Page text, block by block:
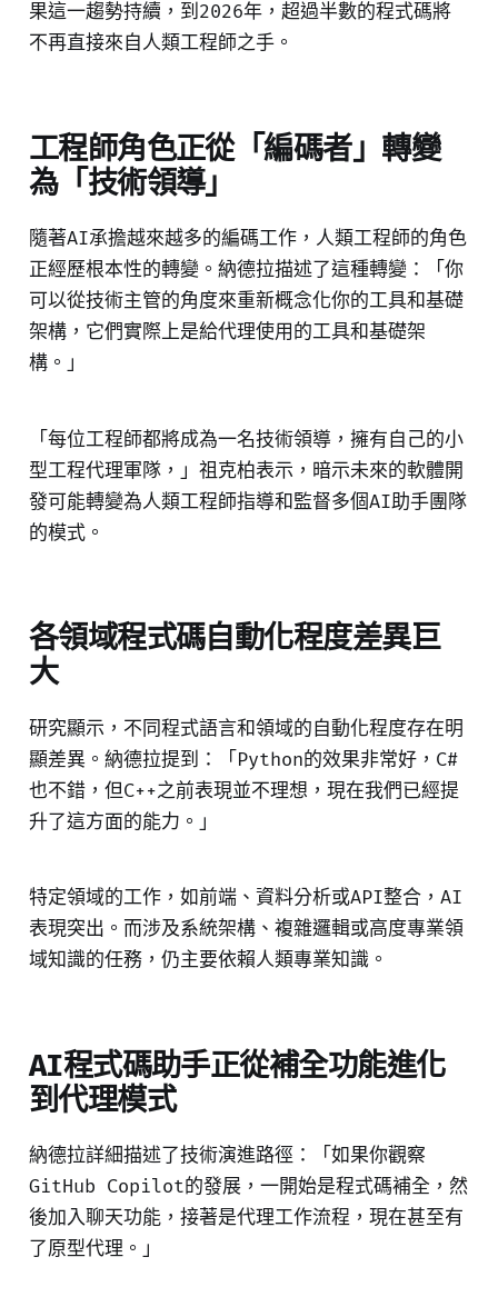
果這一趨勢持續，到2026年，超過半數的程式碼將
不再直接來自人類工程師之手。
工程師角色正從「編碼者」轉變
為「技術領導」
隨著AI承擔越來越多的編碼工作，人類工程師的角色
正經歷根本性的轉變。納德拉描述了這種轉變：「你
可以從技術主管的角度來重新概念化你的工具和基礎
架構，它們實際上是給代理使用的工具和基礎架
構。」
「每位工程師都將成為一名技術領導，擁有自己的小
型工程代理軍隊，」祖克柏表示，暗示未來的軟體開
發可能轉變為人類工程師指導和監督多個AI助手團隊
的模式。
各領域程式碼自動化程度差異巨
大
研究顯示，不同程式語言和領域的自動化程度存在明
顯差異。納德拉提到：「Python的效果非常好，C#
也不錯，但C++之前表現並不理想，現在我們已經提
升了這方面的能力。」
特定領域的工作，如前端、資料分析或API整合，AI
表現突出。而涉及系統架構、複雜邏輯或高度專業領
域知識的任務，仍主要依賴人類專業知識。
AI程式碼助手正從補全功能進化
到代理模式
納德拉詳細描述了技術演進路徑：「如果你觀察
GitHub Copilot的發展，一開始是程式碼補全，然
後加入聊天功能，接著是代理工作流程，現在甚至有
了原型代理。」